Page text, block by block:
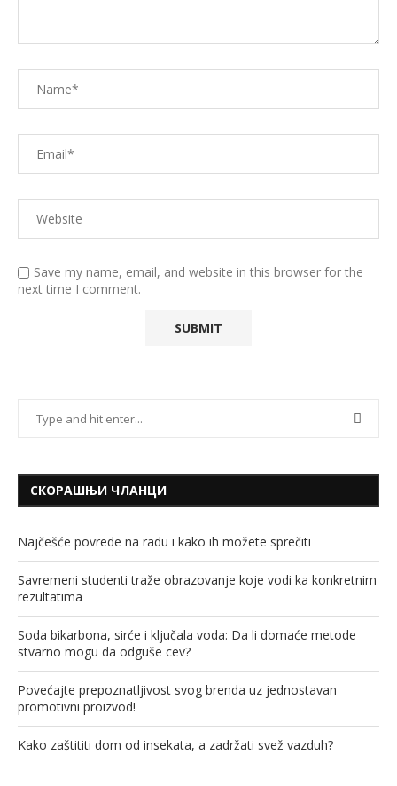
Save my name, email, and website in this browser for the
next time I comment.
СКОРАШЊИ ЧЛАНЦИ
Najčešće povrede na radu i kako ih možete sprečiti
Savremeni studenti traže obrazovanje koje vodi ka konkretnim
rezultatima
Soda bikarbona, sirće i ključala voda: Da li domaće metode
stvarno mogu da odguše cev?
Povećajte prepoznatljivost svog brenda uz jednostavan
promotivni proizvod!
Kako zaštititi dom od insekata, a zadržati svež vazduh?